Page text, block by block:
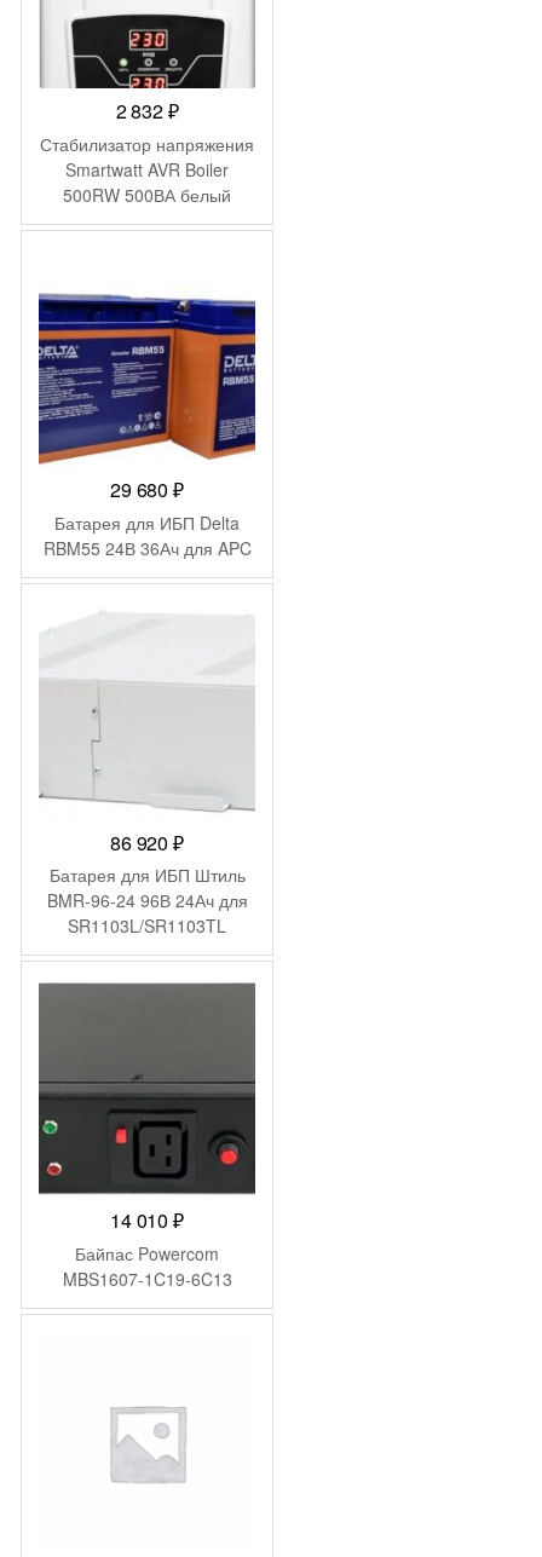
2 832₽
Стабилизатор напряжения
Smartwatt AVR Boiler
500RW 500ВА белый
29 680₽
Батарея для ИБП Delta
RBM55 24В 36Ач для APC
86 920₽
Батарея для ИБП Штиль
BMR-96-24 96В 24Ач для
SR1103L/SR1103TL
14 010₽
Байпас Powercom
MBS1607-1C19-6C13